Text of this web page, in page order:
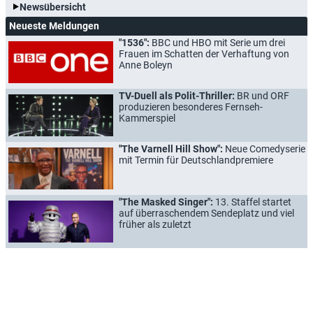
Newsübersicht
Neueste Meldungen
"1536": BBC und HBO mit Serie um drei
Frauen im Schatten der Verhaftung von
Anne Boleyn
TV-Duell als Polit-Thriller: BR und ORF
produzieren besonderes Fernseh-
Kammerspiel
"The Varnell Hill Show": Neue Comedyserie
mit Termin für Deutschlandpremiere
"The Masked Singer": 13. Staffel startet
auf überraschendem Sendeplatz und viel
früher als zuletzt